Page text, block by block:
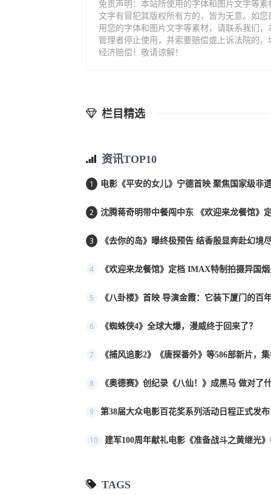
免责声明：本站所使用的字体和图片文字等
文字有冒犯其版权所有方的，皆为无意。如
用您的字体和图片文字等素材，请联系我们
管理者停止使用，并索要赔偿或上诉法院的
经济赔偿！敬请谅解！
栏目精选
资讯TOP10
1 电影《平安的女儿》宁德首映 聚焦国家级非
2 沈腾蒋奇明带中餐闯中东 《欢迎来龙餐馆》
3 《去你的岛》曝终极预告 结香殷显奔赴幻境
4 《欢迎来龙餐馆》定档 IMAX特制拍摄异国
5 《八卦楼》首映 导演金霞：它装下厦门的百
6 《蜘蛛侠4》全球大爆，漫威终于回来了？
7 《捕风追影2》《唐探番外》等586部新片，
8 《奥德赛》创纪录《八仙！》成黑马 做对了
9 第38届大众电影百花奖系列活动日程正式发布
10 建军100周年献礼电影《准备战斗之黄继光
TAGS